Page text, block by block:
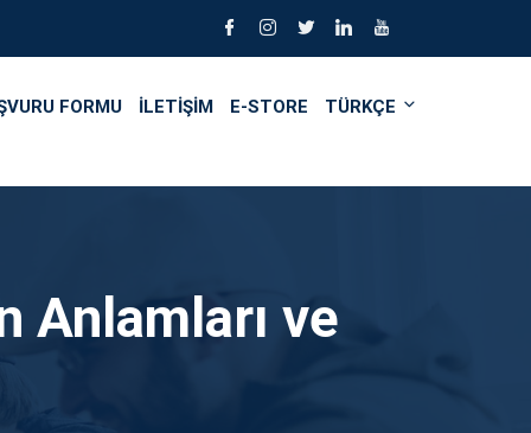
FORMU İLETİŞİM E-STORE TÜRKÇE
Anlamları ve